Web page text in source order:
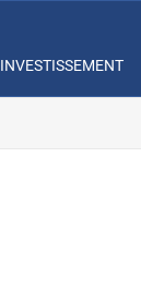
INVESTISSEMENT